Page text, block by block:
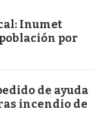
Inumet
por
de ayuda
incendio de